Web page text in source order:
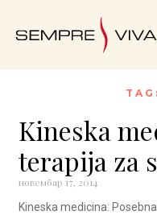
Kineska
terapija za
новембар 17, 2014
Kineska medicina: